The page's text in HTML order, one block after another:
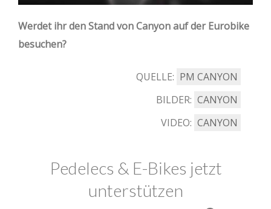
Werdet ihr den Stand von Canyon auf der Eurobike
besuchen?
QUELLE: PM CANYON
BILDER: CANYON
VIDEO: CANYON
Pedelecs & E-Bikes jetzt
unterstützen